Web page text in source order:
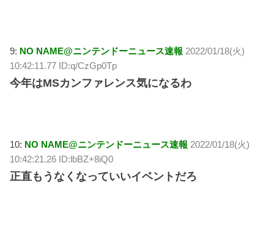
9: NO NAME@ニンテンドーニュース速報 2022/01/18(火)
10:42:11.77 ID:q/CzGp0Tp
今年はMSカンファレンス気になるわ
10: NO NAME@ニンテンドーニュース速報 2022/01/18(火)
10:42:21.26 ID:lbBZ+8iQ0
正直もうなくなっていいイベントだろ